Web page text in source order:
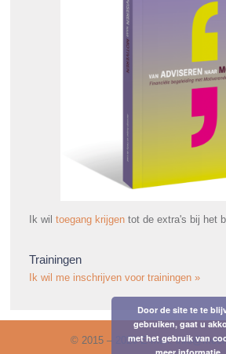
Ik wil toegang krijgen tot de extra's bij het
Trainingen
Ik wil me inschrijven voor trainingen »
© 2015 – 2026 E-mail:
Door de site te te
gebruiken, gaat u
met het gebruik van